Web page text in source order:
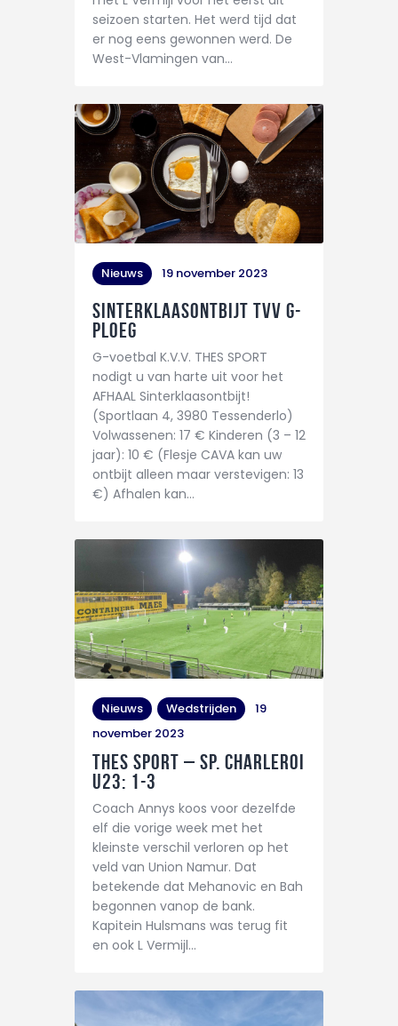
seizoen starten. Het werd tijd dat
er nog eens gewonnen werd. De
West-Vlamingen van…
Nieuws 19 november 2023
Sinterklaasontbijt tvv G-
PLOEG
G-voetbal K.V.V. THES SPORT
nodigt u van harte uit voor het
AFHAAL Sinterklaasontbijt!
(Sportlaan 4, 3980 Tessenderlo)
Volwassenen: 17 € Kinderen (3 – 12
jaar): 10 € (Flesje CAVA kan uw
ontbijt alleen maar verstevigen: 13
€) Afhalen kan…
Nieuws Wedstrijden
19
november 2023
THES Sport – Sp. Charleroi
U23: 1-3
Coach Annys koos voor dezelfde
elf die vorige week met het
kleinste verschil verloren op het
veld van Union Namur. Dat
betekende dat Mehanovic en Bah
begonnen vanop de bank.
Kapitein Hulsmans was terug fit
en ook L Vermijl…